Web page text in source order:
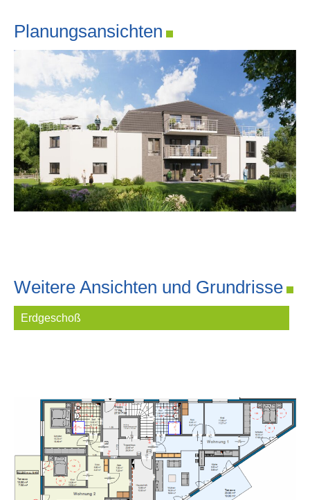
Planungsansichten
Weitere Ansichten und Grundrisse
Erdgeschoß